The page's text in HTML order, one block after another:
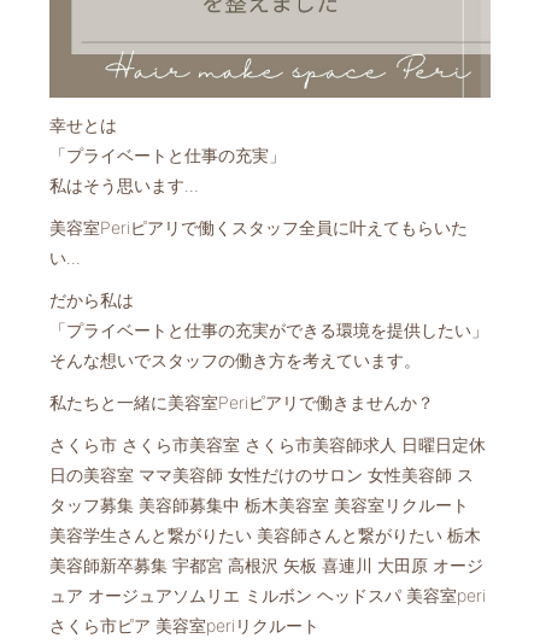
幸せとは
「プライベートと仕事の充実」
私はそう思います…
美容室Periピアリで働くスタッフ全員に叶えてもらいた
い…
だから私は
「プライベートと仕事の充実ができる環境を提供したい」
そんな想いでスタッフの働き方を考えています。
私たちと一緒に美容室Periピアリで働きませんか？
さくら市 さくら市美容室 さくら市美容師求人 日曜日定休
日の美容室 ママ美容師 女性だけのサロン 女性美容師 ス
タッフ募集 美容師募集中 栃木美容室 美容室リクルート
美容学生さんと繋がりたい 美容師さんと繋がりたい 栃木
美容師新卒募集 宇都宮 高根沢 矢板 喜連川 大田原 オージ
ュア オージュアソムリエ ミルボン ヘッドスパ 美容室peri
さくら市ピア 美容室periリクルート